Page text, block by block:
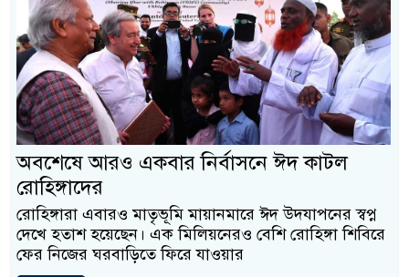
অবশেষে আরও একবার নির্বাসনে ঈদ কাটল
রোহিঙ্গাদের
রোহিঙ্গারা এবারও মাতৃভূমি মায়ানমারে ঈদ উদযাপনের স্বপ্ন
দেখে হতাশ হয়েছেন। এক মিলিয়নেরও বেশি রোহিঙ্গা শিবিরে
ফের নিজের ঘরবাড়িতে ফিরে যাওয়ার